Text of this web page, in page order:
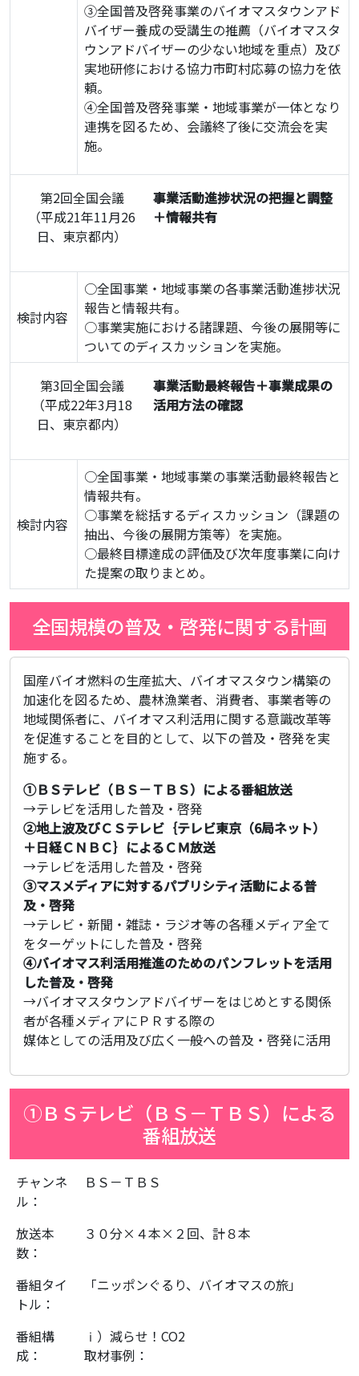
③全国普及啓発事業のバイオマスタウンアド
バイザー養成の受講生の推薦（バイオマスタ
ウンアドバイザーの少ない地域を重点）及び
実地研修における協力市町村応募の協力を依
頼。
④全国普及啓発事業・地域事業が一体となり
連携を図るため、会議終了後に交流会を実
施。
第2回全国会議
（平成21年11月26
日、東京都内）
事業活動進捗状況の把握と調整
＋情報共有
検討内容
○全国事業・地域事業の各事業活動進捗状況
報告と情報共有。
○事業実施における諸課題、今後の展開等に
ついてのディスカッションを実施。
第3回全国会議
（平成22年3月18
日、東京都内）
事業活動最終報告＋事業成果の
活用方法の確認
検討内容
○全国事業・地域事業の事業活動最終報告と
情報共有。
○事業を総括するディスカッション（課題の
抽出、今後の展開方策等）を実施。
○最終目標達成の評価及び次年度事業に向け
た提案の取りまとめ。
全国規模の普及・啓発に関する計画
国産バイオ燃料の生産拡大、バイオマスタウン構築の
加速化を図るため、農林漁業者、消費者、事業者等の
地域関係者に、バイオマス利活用に関する意識改革等
を促進することを目的として、以下の普及・啓発を実
施する。
①ＢＳテレビ（ＢＳ－ＴＢＳ）による番組放送
→テレビを活用した普及・啓発
②地上波及びＣＳテレビ｛テレビ東京（6局ネット）
＋日経ＣＮＢＣ｝によるＣＭ放送
→テレビを活用した普及・啓発
③マスメディアに対するパブリシティ活動による普
及・啓発
→テレビ・新聞・雑誌・ラジオ等の各種メディア全て
をターゲットにした普及・啓発
④バイオマス利活用推進のためのパンフレットを活用
した普及・啓発
→バイオマスタウンアドバイザーをはじめとする関係
者が各種メディアにＰＲする際の
媒体としての活用及び広く一般への普及・啓発に活用
①ＢＳテレビ（ＢＳ－ＴＢＳ）による
番組放送
チャンネ
ル：
ＢＳ－ＴＢＳ
放送本
数：
３０分×４本×２回、計８本
番組タイ
トル：
「ニッポンぐるり、バイオマスの旅」
番組構
成：
ⅰ）減らせ！CO2
取材事例：